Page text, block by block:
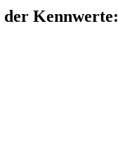
Kennwerte: